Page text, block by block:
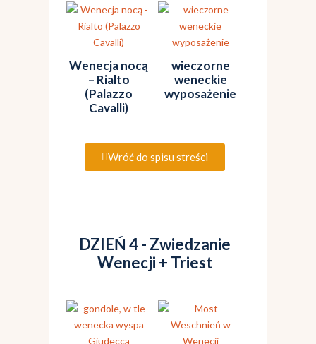
Wenecja nocą
– Rialto
(Palazzo
Cavalli)
wieczorne
weneckie
wyposażenie
Wróć do spisu streści
DZIEŃ 4 - Zwiedzanie
Wenecji + Triest